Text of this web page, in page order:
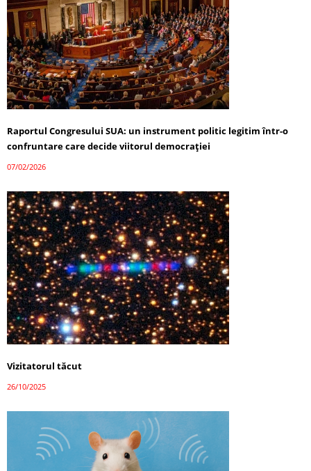
Raportul Congresului SUA: un instrument politic legitim într-o
confruntare care decide viitorul democrației
07/02/2026
Vizitatorul tăcut
26/10/2025